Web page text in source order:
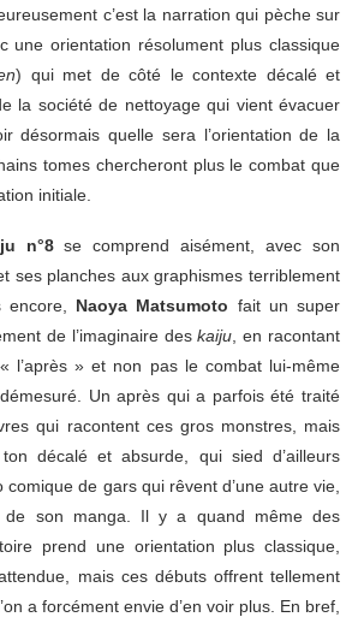
c’est la narration qui pèche sur
une orientation résolument plus classique
) qui met de côté le contexte décalé et
la société de nettoyage qui vient évacuer
désormais quelle sera l’orientation de la
tomes chercheront plus le combat que
initiale.
n°8se comprend aisément, avec son
ses planches aux graphismes terriblement
encore, Naoya Matsumoto fait un super
de l’imaginaire deskaiju, en racontant
l’après » et non pas le combat lui-même
Un après qui a parfois été traité
qui racontent ces gros monstres, mais
décalé et absurde, qui sied d’ailleurs
comique de gars qui rêvent d’une autre vie,
de son manga. Il y a quand même des
prend une orientation plus classique,
mais ces débuts offrent tellement
a forcément envie d’en voir plus. En bref,